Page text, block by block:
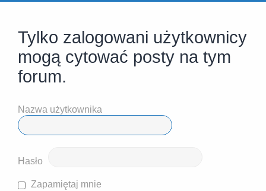
Tylko zalogowani użytkownicy
mogą cytować posty na tym
forum.
Nazwa użytkownika
Hasło
Zapamiętaj mnie